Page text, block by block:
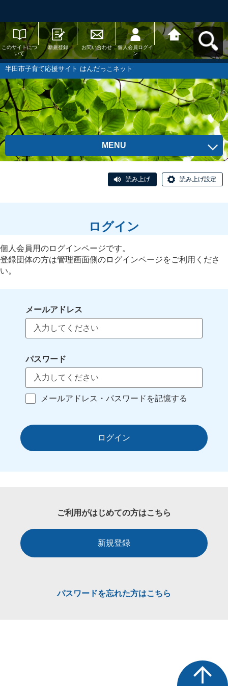
このサイトにつ
いて
新規登録 お問い合わせ
個人会員ログイ
ン
半田市子育て応
援サイト はんだ
っこネットへ戻
半田市子育て応援サイト はんだっこネット
MENU
読み上げ 読み上げ設定
ログイン
個人会員用のログインページです。
登録団体の方は管理画面側のログインページをご利用くださ
い。
メールアドレス
パスワード
メールアドレス・パスワードを記憶する
ログイン
ご利用がはじめての方はこちら
新規登録
パスワードを忘れた方はこちら